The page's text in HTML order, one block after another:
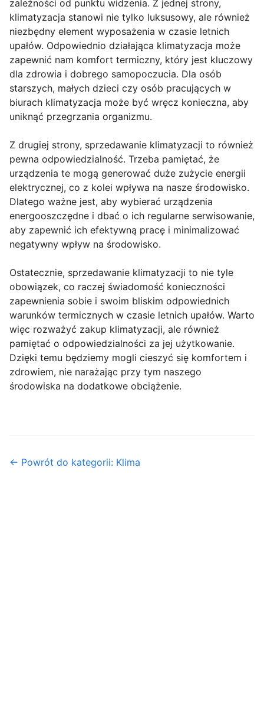
zależności od punktu widzenia. Z jednej strony,
klimatyzacja stanowi nie tylko luksusowy, ale również
niezbędny element wyposażenia w czasie letnich
upałów. Odpowiednio działająca klimatyzacja może
zapewnić nam komfort termiczny, który jest kluczowy
dla zdrowia i dobrego samopoczucia. Dla osób
starszych, małych dzieci czy osób pracujących w
biurach klimatyzacja może być wręcz konieczna, aby
uniknąć przegrzania organizmu.
Z drugiej strony, sprzedawanie klimatyzacji to również
pewna odpowiedzialność. Trzeba pamiętać, że
urządzenia te mogą generować duże zużycie energii
elektrycznej, co z kolei wpływa na nasze środowisko.
Dlatego ważne jest, aby wybierać urządzenia
energooszczędne i dbać o ich regularne serwisowanie,
aby zapewnić ich efektywną pracę i minimalizować
negatywny wpływ na środowisko.
Ostatecznie, sprzedawanie klimatyzacji to nie tyle
obowiązek, co raczej świadomość konieczności
zapewnienia sobie i swoim bliskim odpowiednich
warunków termicznych w czasie letnich upałów. Warto
więc rozważyć zakup klimatyzacji, ale również
pamiętać o odpowiedzialności za jej użytkowanie.
Dzięki temu będziemy mogli cieszyć się komfortem i
zdrowiem, nie narażając przy tym naszego
środowiska na dodatkowe obciążenie.
← Powrót do kategorii: Klima